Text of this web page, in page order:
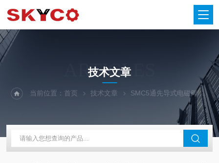
ARTICLES
技术文章
当前位置：首页 技术文章 SMC5通先导式电磁阀/弹性密封SZ3000（盒式集装）系列